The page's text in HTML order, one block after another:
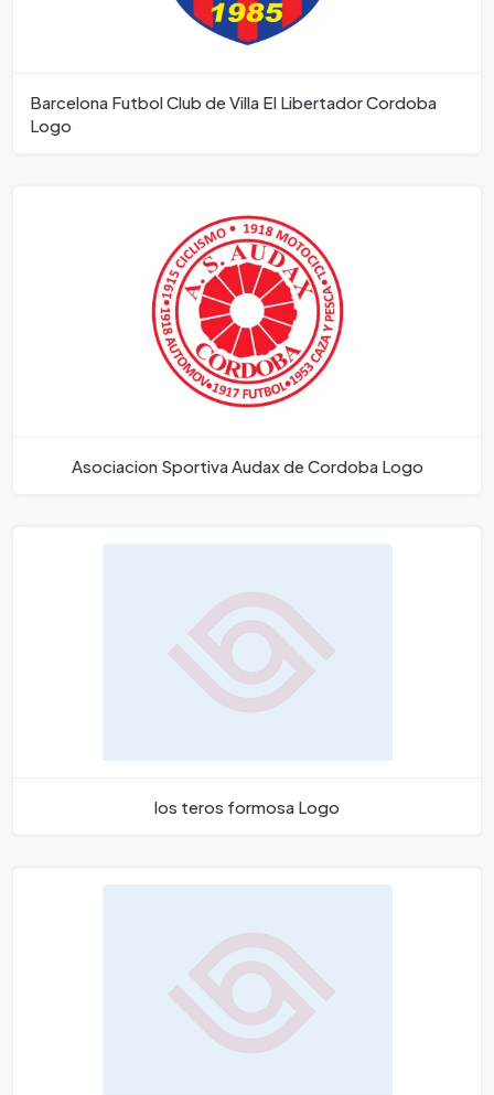
Barcelona Futbol Club de Villa El Libertador Cordoba
Logo
Asociacion Sportiva Audax de Cordoba Logo
los teros formosa Logo